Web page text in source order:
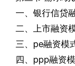
一、银行信贷
二、上市融资
三、 pe融资模
四、 ppp融资